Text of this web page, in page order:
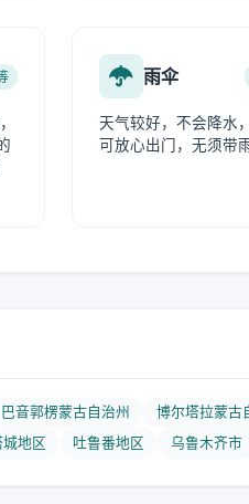
雨伞
天气较好，不会降水
可放心出门，无须带
巴音郭楞蒙古自治州
博尔塔拉蒙古
城地区 吐鲁番地区 乌鲁木齐市